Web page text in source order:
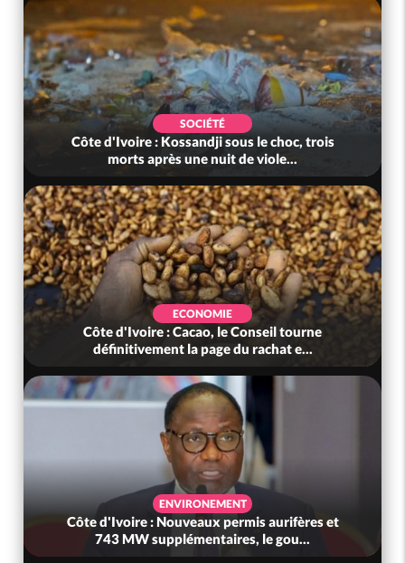
SOCIÉTÉ
Côte d'Ivoire : Kossandji sous le choc, trois
morts après une nuit de viole...
ECONOMIE
Côte d'Ivoire : Cacao, le Conseil tourne
définitivement la page du rachat e...
ENVIRONEMENT
Côte d'Ivoire : Nouveaux permis aurifères et
743 MW supplémentaires, le gou...